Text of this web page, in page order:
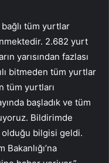
bağlı tüm yurtlar
2.682 yurt
yarısından fazlası
bitmeden tüm yurtlar
tüm yurtları
başladık ve tüm
Bildirimde
olduğu bilgisi geldi.